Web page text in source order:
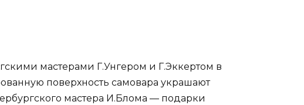
мастерами Г.Унгером и Г.Эккертом в
поверхность самовара украшают
мастера И.Блома — подарки